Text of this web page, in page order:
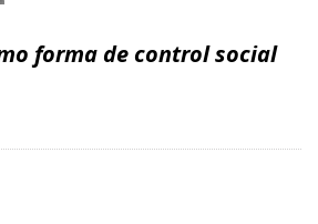
forma de control social